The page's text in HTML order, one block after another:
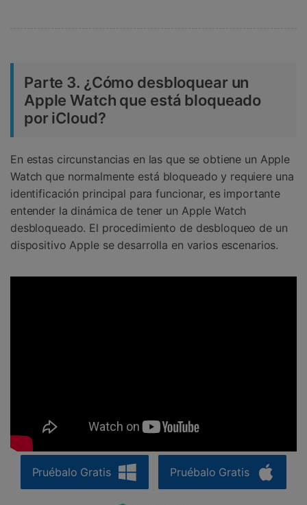
Parte 3. ¿Cómo desbloquear un
Apple Watch que está bloqueado
por iCloud?
En estas circunstancias en las que se obtiene un Apple
Watch que normalmente está bloqueado y requiere una
identificación principal para funcionar, es importante
entender la dinámica de tener un Apple Watch
desbloqueado. El procedimiento de desbloqueo de un
dispositivo Apple se desarrolla en varios escenarios.
Pruébalo Gratis Pruébalo Gratis